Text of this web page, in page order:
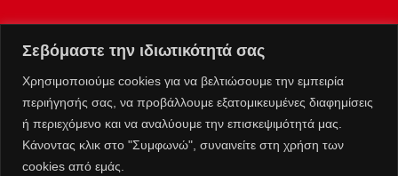
Σεβόμαστε την ιδιωτικότητά σας
Χρησιμοποιούμε cookies για να βελτιώσουμε την εμπειρία
περιήγησής σας, να προβάλλουμε εξατομικευμένες διαφημίσεις
ή περιεχόμενο και να αναλύουμε την επισκεψιμότητά μας.
Κάνοντας κλικ στο "Συμφωνώ", συναινείτε στη χρήση των
cookies από εμάς.